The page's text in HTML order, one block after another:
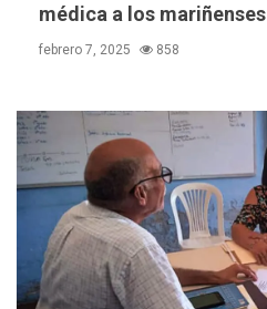
médica a los mariñenses
febrero 7, 2025 858